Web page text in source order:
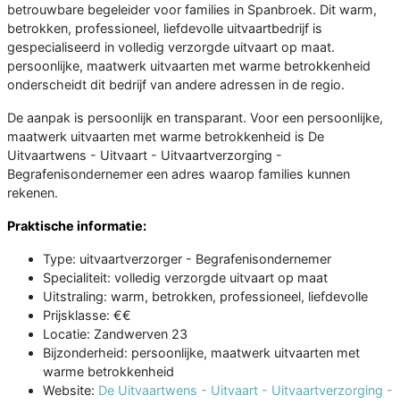
betrouwbare begeleider voor families in Spanbroek. Dit warm,
betrokken, professioneel, liefdevolle uitvaartbedrijf is
gespecialiseerd in volledig verzorgde uitvaart op maat.
persoonlijke, maatwerk uitvaarten met warme betrokkenheid
onderscheidt dit bedrijf van andere adressen in de regio.
De aanpak is persoonlijk en transparant. Voor een persoonlijke,
maatwerk uitvaarten met warme betrokkenheid is De
Uitvaartwens - Uitvaart - Uitvaartverzorging -
Begrafenisondernemer een adres waarop families kunnen
rekenen.
Praktische informatie:
Type: uitvaartverzorger - Begrafenisondernemer
Specialiteit: volledig verzorgde uitvaart op maat
Uitstraling: warm, betrokken, professioneel, liefdevolle
Prijsklasse: €€
Locatie: Zandwerven 23
Bijzonderheid: persoonlijke, maatwerk uitvaarten met
warme betrokkenheid
Website: De Uitvaartwens - Uitvaart - Uitvaartverzorging -